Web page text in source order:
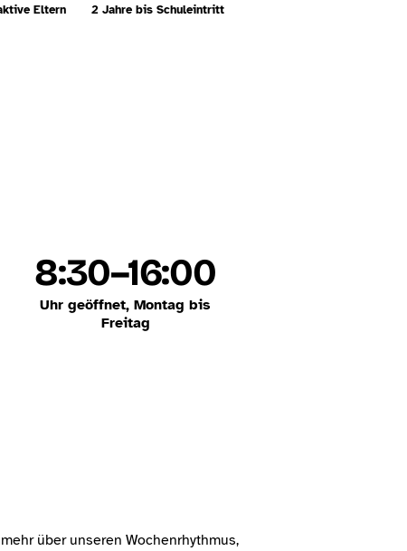
Eltern 2 Jahre bis Schuleintritt
8:30–16:00
Uhr geöffnet, Montag bis
Freitag
über unseren Wochenrhythmus,